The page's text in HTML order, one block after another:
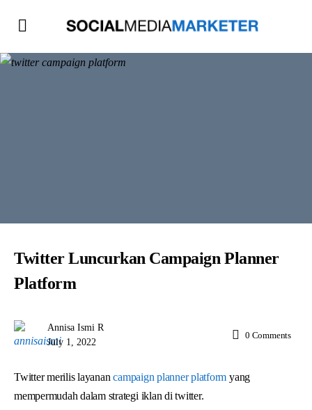
Twitter Luncurkan Campaign Planner
Platform
Annisa Ismi R
July 1, 2022
0 Comments
Twitter merilis layanancampaign planner platform yang
mempermudah dalam strategi iklan di twitter.